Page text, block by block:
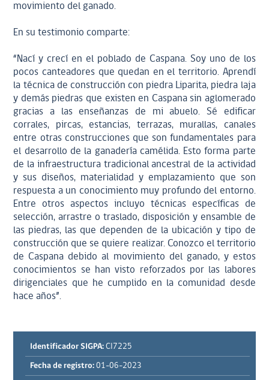
movimiento del ganado.
En su testimonio comparte:
“Nací y crecí en el poblado de Caspana. Soy uno de los
pocos canteadores que quedan en el territorio. Aprendí
la técnica de construcción con piedra Liparita, piedra laja
y demás piedras que existen en Caspana sin aglomerado
gracias a las enseñanzas de mi abuelo. Sé edificar
corrales, pircas, estancias, terrazas, murallas, canales
entre otras construcciones que son fundamentales para
el desarrollo de la ganadería camélida. Esto forma parte
de la infraestructura tradicional ancestral de la actividad
y sus diseños, materialidad y emplazamiento que son
respuesta a un conocimiento muy profundo del entorno.
Entre otros aspectos incluyo técnicas específicas de
selección, arrastre o traslado, disposición y ensamble de
las piedras, las que dependen de la ubicación y tipo de
construcción que se quiere realizar. Conozco el territorio
de Caspana debido al movimiento del ganado, y estos
conocimientos se han visto reforzados por las labores
dirigenciales que he cumplido en la comunidad desde
hace años”.
Identificador SIGPA: CI7225
Fecha de registro: 01-06-2023